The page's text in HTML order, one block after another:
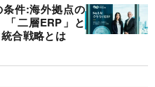
件:海外拠点の
「二層ERP」と
合戦略とは